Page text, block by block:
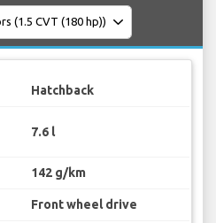
Hatchback
7.6 l
142 g/km
Front wheel drive